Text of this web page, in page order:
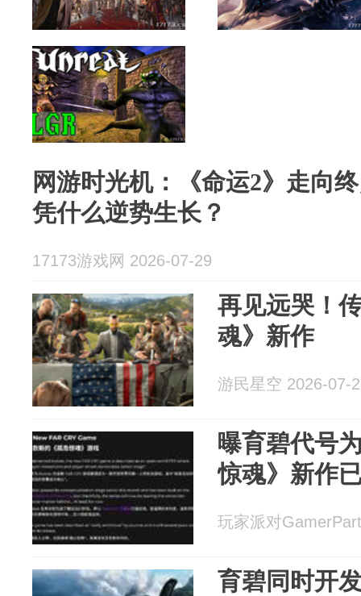
网游时光机：《命运2》走向
凭什么逆势生长？
17173游戏网 2026-07-29
再见远哭！
魂》新作
游民星空 2026-07-
曝育碧代号
惊魂》新作
玩家派对
育碧同时开